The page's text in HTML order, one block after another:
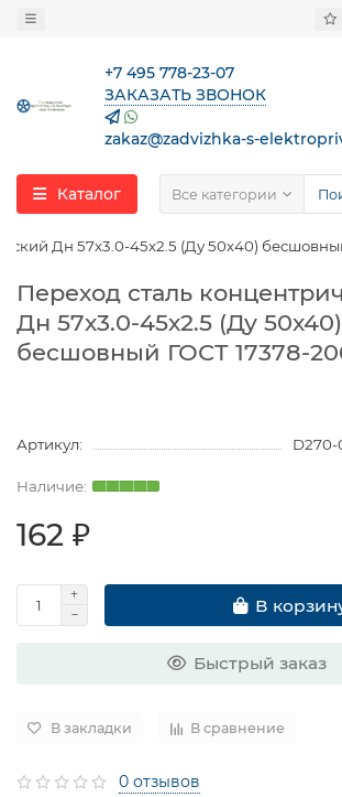
+7 495 778-23-07
ЗАКАЗАТЬ ЗВОНОК
zakaz@zadvizhka-s-
Каталог Все категории
Дн 57х3.0-45х2.5 (Ду 50х40)
Переход сталь
Дн 57х3.0-45х2.5 (Ду 50х40)
бесшовный ГОСТ 17378-
Артикул: D270-
162 ₽
В
Быстрый заказ
В закладки В сравнение
0 отзывов